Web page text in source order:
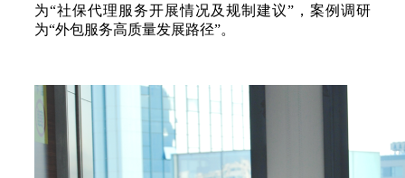
为“社保代理服务开展情况及规制建议”，案例调研
为“外包服务高质量发展路径”。